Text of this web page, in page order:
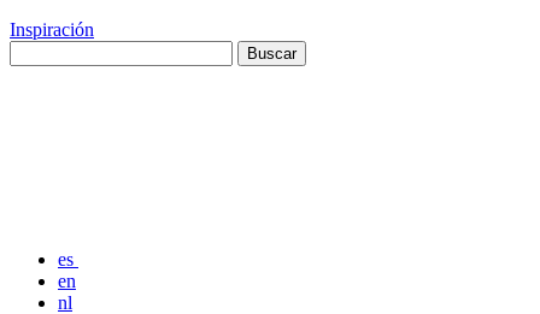
Inspiración
es
en
nl